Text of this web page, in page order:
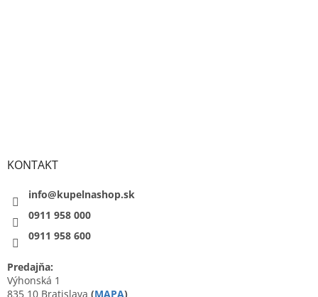
KONTAKT
info@kupelnashop.sk
0911 958 000
0911 958 600
Predajňa:
Výhonská 1
835 10 Bratislava (MAPA)